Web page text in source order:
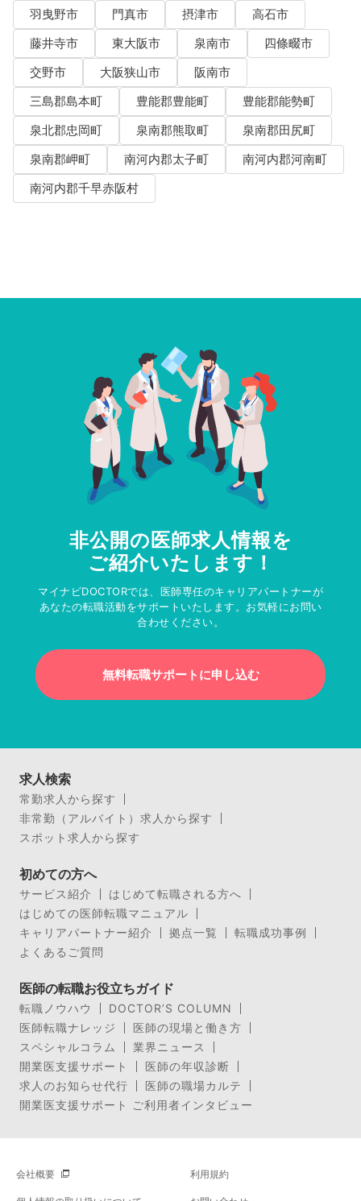
羽曳野市
門真市 摂津市
高石市
藤井寺市
東大阪市 泉南市
四條畷市
交野市
大阪狭山市
阪南市
三島郡島本町
豊能郡豊能町
豊能郡能勢町
泉北郡忠岡町
泉南郡熊取町
泉南郡田尻町
泉南郡岬町
南河内郡太子町
南河内郡河南町
南河内郡千早赤阪村
非公開の医師求人情報を
ご紹介いたします！
マイナビDOCTORでは、医師専任のキャリアパートナーが
あなたの転職活動をサポートいたします。お気軽にお問い
合わせください。
無料転職サポートに申し込む
求人検索
常勤求人から探す
非常勤（アルバイト）求人から探す
スポット求人から探す
初めての方へ
サービス紹介
はじめて転職される方へ
はじめての医師転職マニュアル
キャリアパートナー紹介
拠点一覧
転職成功事例
よくあるご質問
医師の転職お役立ちガイド
転職ノウハウ
DOCTOR’S COLUMN
医師転職ナレッジ
医師の現場と働き方
スペシャルコラム
業界ニュース
開業医支援サポート
医師の年収診断
求人のお知らせ代行
医師の職場カルテ
開業医支援サポート ご利用者インタビュー
会社概要 利用規約